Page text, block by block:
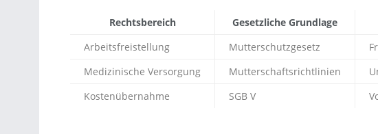
Rechtsbereich Gesetzliche Grundlage
Arbeitsfreistellung
Mutterschutzgesetz
Medizinische Versorgung
Mutterschaftsrichtlinien
Kostenübernahme
SGB V